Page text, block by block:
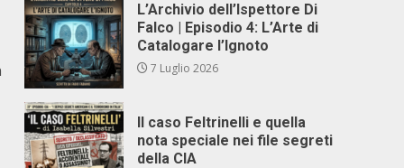
L’Archivio dell’Ispettore Di
Falco | Episodio 4: L’Arte di
Catalogare l’Ignoto
7 Luglio 2026
Il caso Feltrinelli e quella
nota speciale nei file segreti
della CIA